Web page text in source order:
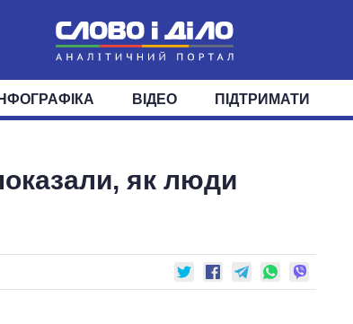
ПОЛІТИКА ЕКОНОМІКА СУСПІЛЬСТВО
ДЕПУТАТИ КОМІТЕТИ ФРАКЦІЇ
ІНФОГРАФІКА ВІДЕО ПІДТРИМАТИ
як люди